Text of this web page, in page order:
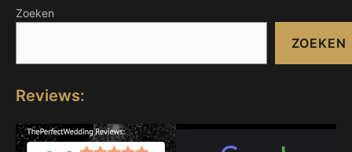
Zoeken
ZOEKEN
Reviews: